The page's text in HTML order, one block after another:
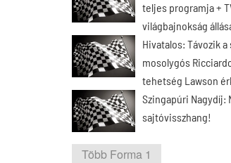
teljes programja +
világbajnokság
Hivatalos: Távozik
mosolygós
tehetség Lawson
Szingapúri Nagydíj:
sajtóvisszhang!
Több Forma 1